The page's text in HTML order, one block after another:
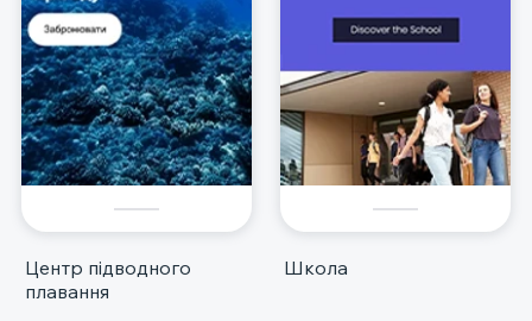
Центр підводного
плавання
Школа